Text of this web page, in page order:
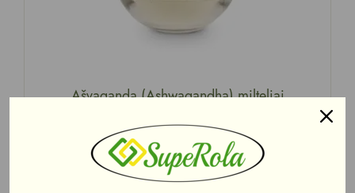
Ašvaganda (Ashwagandha) milteliai
2,65
6,45€